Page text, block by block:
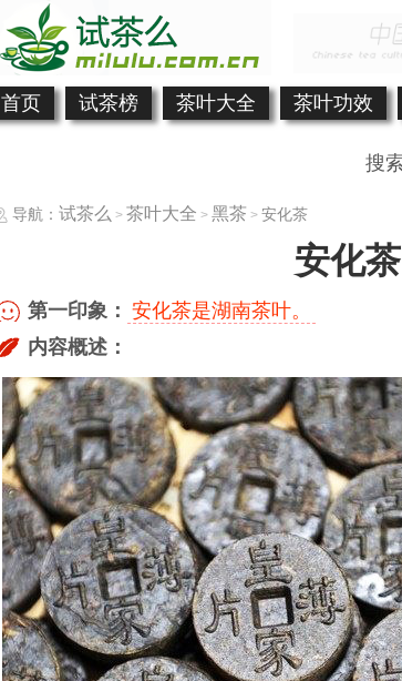
首页 试茶榜 茶叶大全 茶叶功效
搜
导航： 试茶么 > 茶叶大全 > 黑茶 > 安化茶
安化茶
第一印象： 安化茶是湖南茶叶。
内容概述：